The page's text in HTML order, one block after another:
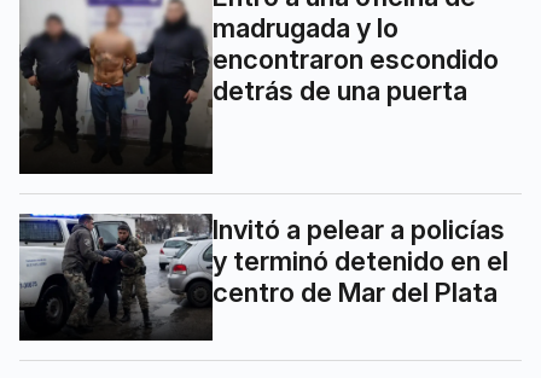
madrugada y lo
encontraron escondido
detrás de una puerta
Invitó a pelear a policías
y terminó detenido en el
centro de Mar del Plata